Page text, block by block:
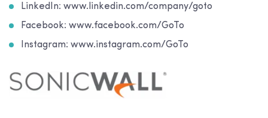
LinkedIn: www.linkedin.com/company/goto
Facebook: www.facebook.com/GoTo
Instagram: www.instagram.com/GoTo